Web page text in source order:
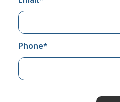
Phone*